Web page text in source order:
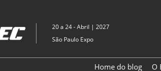
20 a 24 - Abril | 2027
São Paulo Expo
Home do blog O